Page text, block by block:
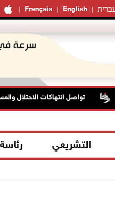
Français English
تواصل انتهاكات الاحتلال
التشريعي